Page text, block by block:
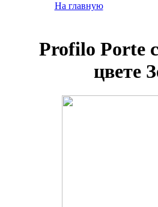
На главную
Profilo Porte
цвете